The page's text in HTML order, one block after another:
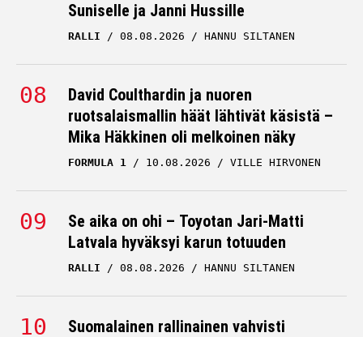
Suniselle ja Janni Hussille
RALLI 08.08.2026 HANNU SILTANEN
David Coulthardin ja nuoren
ruotsalaismallin häät lähtivät käsistä –
Mika Häkkinen oli melkoinen näky
FORMULA 1 10.08.2026 VILLE HIRVONEN
Se aika on ohi – Toyotan Jari-Matti
Latvala hyväksyi karun totuuden
RALLI 08.08.2026 HANNU SILTANEN
Suomalainen rallinainen vahvisti